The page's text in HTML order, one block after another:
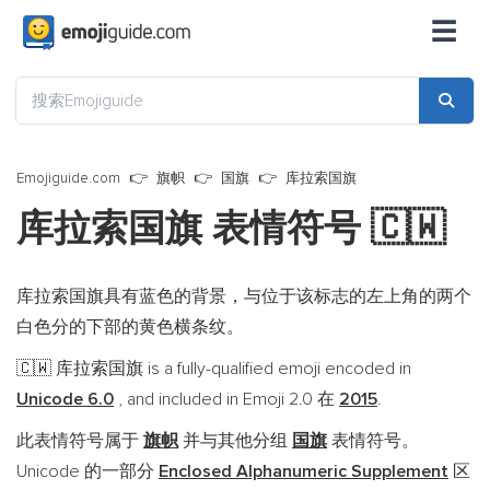
☰
Emojiguide.com 旗帜 国旗 库拉索国旗
库拉索国旗 表情符号 🇨🇼
库拉索国旗具有蓝色的背景，与位于该标志的左上角的两个
白色分的下部的黄色横条纹。
🇨🇼 库拉索国旗 is a fully-qualified emoji encoded in
Unicode 6.0 , and included in Emoji 2.0 在 2015.
此表情符号属于 旗帜并与其他分组 国旗 表情符号。
Unicode 的一部分 Enclosed Alphanumeric Supplement 区